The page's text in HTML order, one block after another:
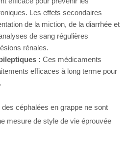
Les effets secondaires
de la miction, de la diarrhée et
de sang régulières
rénales.
: Ces médicaments
efficaces à long terme pour
céphalées en grappe ne sont
mesure de style de vie éprouvée